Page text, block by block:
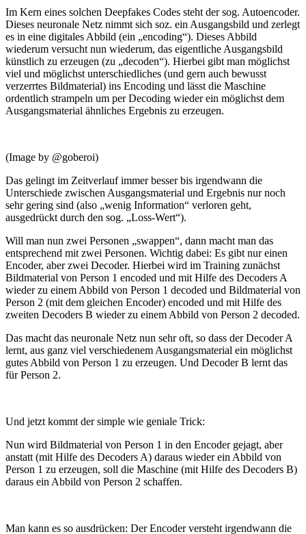
Im Kern eines solchen Deepfakes Codes steht der sog. Autoencoder.
Dieses neuronale Netz nimmt sich soz. ein Ausgangsbild und zerlegt
es in eine digitales Abbild (ein „encoding“). Dieses Abbild
wiederum versucht nun wiederum, das eigentliche Ausgangsbild
künstlich zu erzeugen (zu „decoden“). Hierbei gibt man möglichst
viel und möglichst unterschiedliches (und gern auch bewusst
verzerrtes Bildmaterial) ins Encoding und lässt die Maschine
ordentlich strampeln um per Decoding wieder ein möglichst dem
Ausgangsmaterial ähnliches Ergebnis zu erzeugen.
(Image by @goberoi)
Das gelingt im Zeitverlauf immer besser bis irgendwann die
Unterschiede zwischen Ausgangsmaterial und Ergebnis nur noch
sehr gering sind (also „wenig Information“ verloren geht,
ausgedrückt durch den sog. „Loss-Wert“).
Will man nun zwei Personen „swappen“, dann macht man das
entsprechend mit zwei Personen. Wichtig dabei: Es gibt nur einen
Encoder, aber zwei Decoder. Hierbei wird im Training zunächst
Bildmaterial von Person 1 encoded und mit Hilfe des Decoders A
wieder zu einem Abbild von Person 1 decoded und Bildmaterial von
Person 2 (mit dem gleichen Encoder) encoded und mit Hilfe des
zweiten Decoders B wieder zu einem Abbild von Person 2 decoded.
Das macht das neuronale Netz nun sehr oft, so dass der Decoder A
lernt, aus ganz viel verschiedenem Ausgangsmaterial ein möglichst
gutes Abbild von Person 1 zu erzeugen. Und Decoder B lernt das
für Person 2.
Und jetzt kommt der simple wie geniale Trick:
Nun wird Bildmaterial von Person 1 in den Encoder gejagt, aber
anstatt (mit Hilfe des Decoders A) daraus wieder ein Abbild von
Person 1 zu erzeugen, soll die Maschine (mit Hilfe des Decoders B)
daraus ein Abbild von Person 2 schaffen.
Man kann es so ausdrücken: Der Encoder versteht irgendwann die